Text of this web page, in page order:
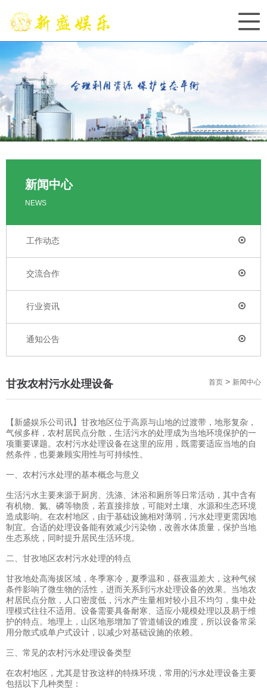
新闻中心
NEWS
工作动态
交流合作
行业资讯
通知公告
甘孜农村污水处理设备 首页 > 新闻中心
【新盛娱乐公司讯】甘孜地区位于高原与山地的过渡带，地形复杂，
气候多样，农村居民点分散，生活污水的处理成为当地环境保护的一
项重要课题。农村污水处理设备在这里的应用，既需要适应当地的自
然条件，也要兼顾实用性与可持续性。
一、农村污水处理的基本概念与意义
生活污水主要来源于厨房、洗涤、沐浴和厕所等日常活动，其中含有
有机物、氮、磷等物质，若直接排放，可能对土壤、水源和生态环境
造成影响。在农村地区，由于基础设施相对薄弱，污水处理更需因地
制宜。合适的处理设备能有效减少污染物，改善水体质量，保护当地
生态系统，同时提升居民生活环境。
二、甘孜地区农村污水处理的特点
甘孜地处高海拔区域，冬季寒冷，夏季温和，昼夜温差大，这种气候
条件影响了微生物的活性，进而关系到污水处理设备的效果。当地农
村居民点分散，人口密度低，污水产生量相对较小且不均匀，集中处
理模式往往不适用。设备需要具备耐寒、适应小规模处理以及易于维
护的特点。地理上，山区地形增加了管道铺设的难度，所以设备常采
用分散式或单户式设计，以减少对基础设施的依赖。
三、常见的农村污水处理设备类型
在农村地区，尤其是甘孜这样的特殊环境，常用的污水处理设备主要
包括以下几种类型：